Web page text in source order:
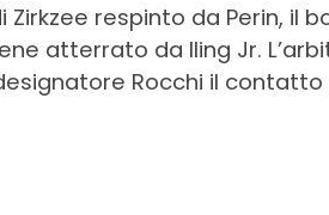
Zirkzee respinto da Perin,
atterrato da Iling Jr.
Rocchi il